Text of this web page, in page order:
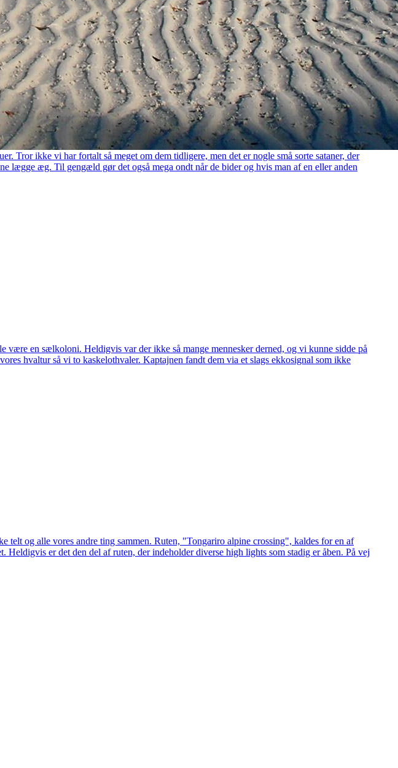
Tror ikke vi har fortalt så meget om dem tidligere, men det er nogle små sorte sataner, der
lægge æg. Til gengæld gør det også mega ondt når de bider og hvis man af en eller anden
en sælkoloni. Heldigvis var der ikke så mange mennesker derned, og vi kunne sidde på
hvaltur så vi to kaskelothvaler. Kaptajnen fandt dem via et slags ekkosignal som ikke
og alle vores andre ting sammen. Ruten, "Tongariro alpine crossing", kaldes for en af
er det den del af ruten, der indeholder diverse high lights som stadig er åben. På vej